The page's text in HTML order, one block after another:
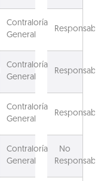
Contraloría
General
Responsable
Contraloría
General
Responsable
Contraloría
General
Responsable
Contraloría
General
No
Responsable